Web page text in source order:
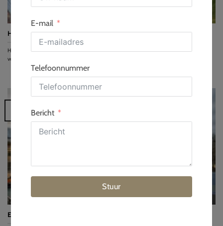
Hoe bouw je een Futsalveld in de achtertuin?
Het aanleggen van een futsalveld in de achtertuin verandert je buitenruimte in een
veelzijdig sportcentrum dat...
Een gids voor investeerders in outdoor en indoor Futsalbanen
E-mail
Telefoonnummer
Bericht
Stuur